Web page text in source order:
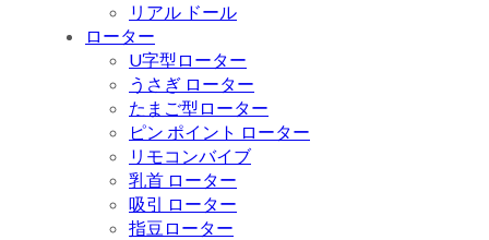
リアル ドール
ローター
U字型ローター
うさぎ ローター
たまご型ローター
ピン ポイント ローター
リモコンバイブ
乳首 ローター
吸引 ローター
指豆ローター